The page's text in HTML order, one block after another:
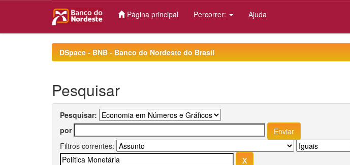
Página principal Percorrer: Ajuda
DSpace - BNB - Banco do Nordeste do Brasil
Pesquisar
Pesquisar:
por
Filtros correntes: